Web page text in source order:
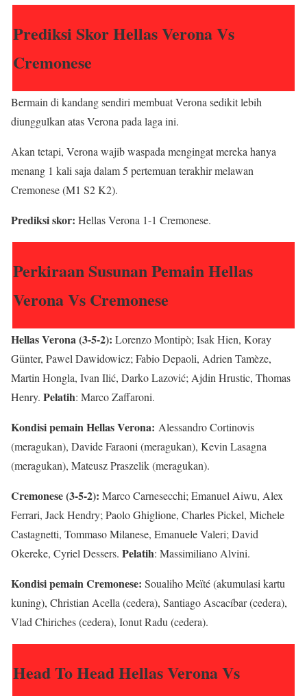
Prediksi Skor Hellas Verona Vs
Cremonese
Bermain di kandang sendiri membuat Verona sedikit lebih
diunggulkan atas Verona pada laga ini.
Akan tetapi, Verona wajib waspada mengingat mereka hanya
menang 1 kali saja dalam 5 pertemuan terakhir melawan
Cremonese (M1 S2 K2).
Prediksi skor: Hellas Verona 1-1 Cremonese.
Perkiraan Susunan Pemain Hellas
Verona Vs Cremonese
Hellas Verona (3-5-2): Lorenzo Montipò; Isak Hien, Koray
Günter, Pawel Dawidowicz; Fabio Depaoli, Adrien Tamèze,
Martin Hongla, Ivan Ilić, Darko Lazović; Ajdin Hrustic, Thomas
Henry. Pelatih: Marco Zaffaroni.
Kondisi pemain Hellas Verona: Alessandro Cortinovis
(meragukan), Davide Faraoni (meragukan), Kevin Lasagna
(meragukan), Mateusz Praszelik (meragukan).
Cremonese (3-5-2): Marco Carnesecchi; Emanuel Aiwu, Alex
Ferrari, Jack Hendry; Paolo Ghiglione, Charles Pickel, Michele
Castagnetti, Tommaso Milanese, Emanuele Valeri; David
Okereke, Cyriel Dessers. Pelatih: Massimiliano Alvini.
Kondisi pemain Cremonese: Soualiho Meïté (akumulasi kartu
kuning), Christian Acella (cedera), Santiago Ascacíbar (cedera),
Vlad Chiriches (cedera), Ionut Radu (cedera).
Head To Head Hellas Verona Vs